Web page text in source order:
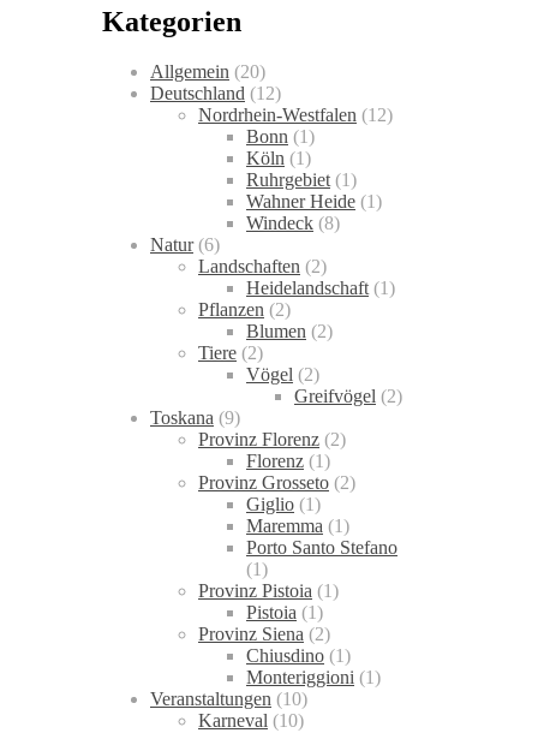
Kategorien
Allgemein (20)
Deutschland (12)
Nordrhein-Westfalen (12)
Bonn (1)
Köln (1)
Ruhrgebiet(1)
Wahner Heide (1)
Windeck (8)
Natur(6)
Landschaften (2)
Heidelandschaft(1)
Pflanzen (2)
Blumen (2)
Tiere (2)
Vögel (2)
Greifvögel (2)
Toskana (9)
Provinz Florenz (2)
Florenz (1)
Provinz Grosseto (2)
Giglio (1)
Maremma (1)
Porto Santo Stefano
(1)
Provinz Pistoia (1)
Pistoia (1)
Provinz Siena (2)
Chiusdino (1)
Monteriggioni (1)
Veranstaltungen (10)
Karneval (10)